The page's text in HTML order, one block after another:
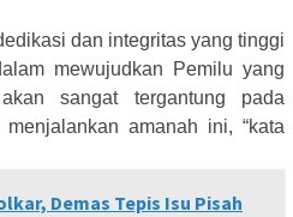
dan integritas yang tinggi
mewujudkan Pemilu yang
sangat tergantung pada
amanah ini, “kata
Demas Tepis Isu Pisah